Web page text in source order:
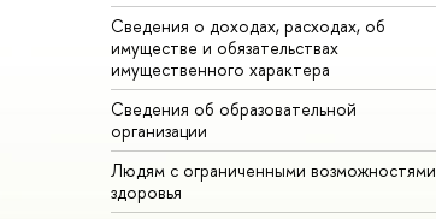
Сведения о доходах, расходах, об
имуществе и обязательствах
имущественного характера
Сведения об образовательной
организации
Людям с ограниченными возможностями
здоровья